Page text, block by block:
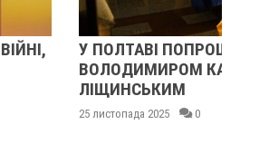
ІЗ ВІЙСЬКОВИМИ
ТА ОЛЕГОМ